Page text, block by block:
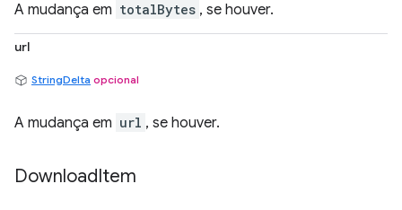
A mudança em totalBytes , se houver.
url
StringDelta opcional
A mudança em url , se houver.
DownloadItem